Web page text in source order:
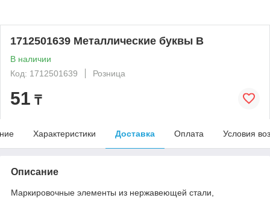
1712501639 Металлические буквы В
В наличии
Код: 1712501639
Розница
51 ₸
Характеристики Доставка Оплата Условия
Описание
Маркировочные элементы из нержавеющей стали,